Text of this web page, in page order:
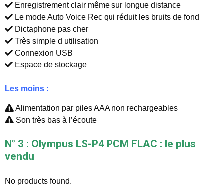
Enregistrement clair même sur longue distance
Le mode Auto Voice Rec qui réduit les bruits de fond
Dictaphone pas cher
Très simple d utilisation
Connexion USB
Espace de stockage
Les moins :
Alimentation par piles AAA non rechargeables
Son très bas à l’écoute
N° 3 : Olympus LS-P4 PCM FLAC : le plus
vendu
No products found.